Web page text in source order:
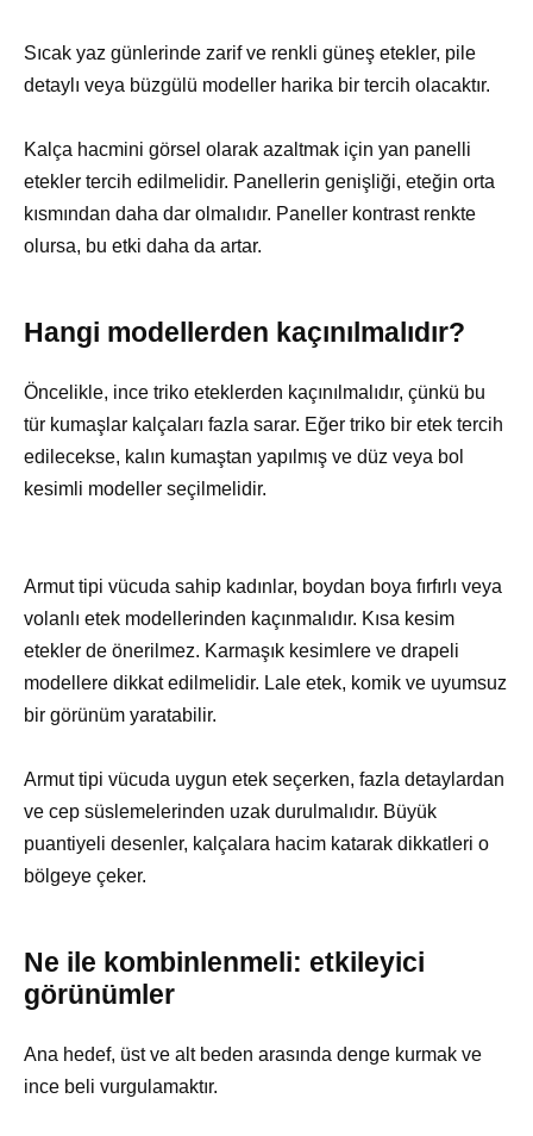
Sıcak yaz günlerinde zarif ve renkli güneş etekler, pile
detaylı veya büzgülü modeller harika bir tercih olacaktır.
Kalça hacmini görsel olarak azaltmak için yan panelli
etekler tercih edilmelidir. Panellerin genişliği, eteğin orta
kısmından daha dar olmalıdır. Paneller kontrast renkte
olursa, bu etki daha da artar.
Hangi modellerden kaçınılmalıdır?
Öncelikle, ince triko eteklerden kaçınılmalıdır, çünkü bu
tür kumaşlar kalçaları fazla sarar. Eğer triko bir etek tercih
edilecekse, kalın kumaştan yapılmış ve düz veya bol
kesimli modeller seçilmelidir.
Armut tipi vücuda sahip kadınlar, boydan boya fırfırlı veya
volanlı etek modellerinden kaçınmalıdır. Kısa kesim
etekler de önerilmez. Karmaşık kesimlere ve drapeli
modellere dikkat edilmelidir. Lale etek, komik ve uyumsuz
bir görünüm yaratabilir.
Armut tipi vücuda uygun etek seçerken, fazla detaylardan
ve cep süslemelerinden uzak durulmalıdır. Büyük
puantiyeli desenler, kalçalara hacim katarak dikkatleri o
bölgeye çeker.
Ne ile kombinlenmeli: etkileyici
görünümler
Ana hedef, üst ve alt beden arasında denge kurmak ve
ince beli vurgulamaktır.